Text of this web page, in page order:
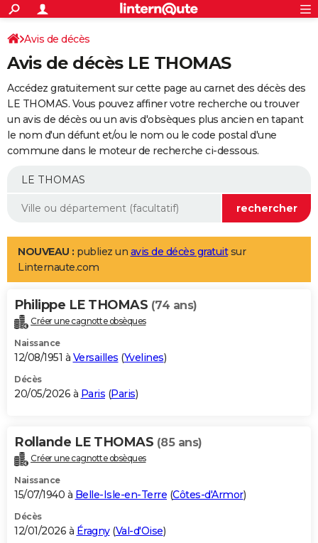
ACTUALITÉS
Politique
Société
Faits Divers
Education
Monde
Villes
+
SPORT
Coupe du monde 2026
Football
Tennis
Cyclisme
Rugby
Forum
Programme TV
TNTStreaming
Cinéma
Sorties cinéma
Musique
+FINANCE
Impôts
Immobilier
Risques naturels par ville
Banque
Assurance
Crédit
AUTO
Essais
Réserver un essai
Citadines
Berlines
SUV
Forum auto
+
Mobiles
Meilleur smartphone
Internet
Ordinateurs
Jeux vidéo
Guide high-tech
Aménagement intérieur
LIFESTYLE
Art de vivre
Bien-être
Loisirs
Mode
Modes de vie
Alimentation
Guide de la santé
Maladies
Médicaments
Sommeil
VOYAGE
Destinations
City break
Voyage nature
Voyage de noces
Forum
Climat
+PHOTO
GUIDES D'ACHAT
BONS PLANS
Carte de Noël
Carte Bonne année
Carte Saint-Valentin
Carte Pâques
Carte d'anniversaire
DICTIONNAIRE
Dictionnaire
Biographies
Citations
Expressions
Proverbes
PROGRAMME TV
S'inscrire
Se connecter
Lycées
Collèges
Primaires
Universités
Entreprises
Service militaire
Avis de recherche
AVIS DE DÉCÈS
Avis de décès
Avis de décès LE THOMAS
Accédez gratuitement sur cette page au carnet des décès des
LE THOMAS. Vous pouvez affiner votre recherche ou trouver
un avis de décès ou un avis d'obsèques plus ancien en tapant
le nom d'un défunt et/ou le nom ou le code postal d'une
commune dans le moteur de recherche ci-dessous.
NOUVEAU : publiez un avis de décès gratuitsur
Linternaute.com
Philippe LE THOMAS (74 ans)
Créer une cagnotte obsèques
Naissance
12/08/1951 à Versailles (Yvelines)
Décès
20/05/2026 à Paris (Paris)
Rollande LE THOMAS (85 ans)
Créer une cagnotte obsèques
Naissance
15/07/1940 à Belle-Isle-en-Terre (Côtes-d'Armor)
Décès
12/01/2026 à Éragny(Val-d'Oise)